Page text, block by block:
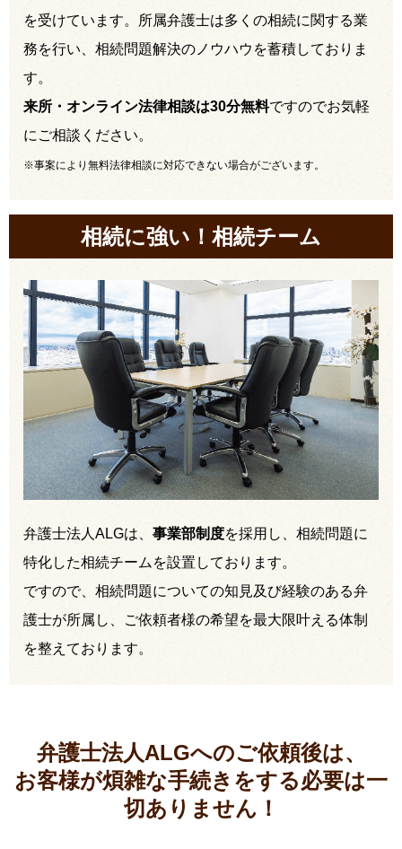
を受けています。所属弁護士は多くの相続に関する業
務を行い、相続問題解決のノウハウを蓄積しておりま
す。
来所・オンライン法律相談は30分無料ですのでお気軽
にご相談ください。
※事案により無料法律相談に対応できない場合がございます。
相続に強い！相続チーム
弁護士法人ALGは、 事業部制度を採用し、相続問題に
特化した相続チームを設置しております。
ですので、相続問題についての知見及び経験のある弁
護士が所属し、ご依頼者様の希望を最大限叶える体制
を整えております。
弁護士法人ALGへのご依頼後は、
お客様が煩雑な手続きをする必要は一
切ありません！